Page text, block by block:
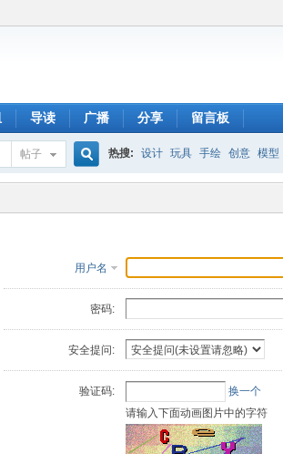
导读 广播 分享 留言板
帖子
搜
热搜: 设计 玩具 手绘 创意 模型
用户名
密码:
安全提问:
验证码:
换一个
请输入下面动画图片中的字符